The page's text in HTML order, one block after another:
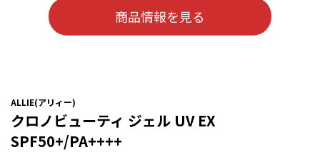
商品情報を見る
ALLIE(アリィー)
クロノビューティ ジェル UV EX
SPF50+/PA++++